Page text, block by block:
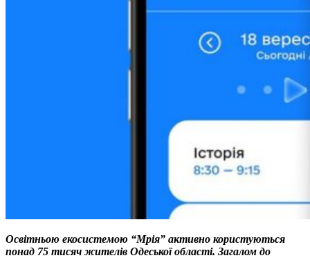
Освітньою екосистемою “Мрія” активно користуються
понад 75 тисяч жителів Одеської області. Загалом до